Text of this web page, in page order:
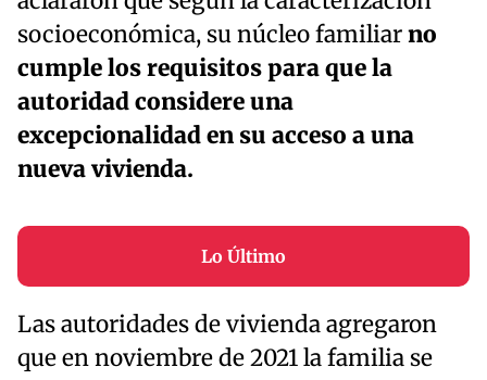
socioeconómica, su núcleo familiarno
cumple los requisitos para que la
autoridad considere una
excepcionalidad en su acceso a una
nueva vivienda.
Lo Último
Las autoridades de vivienda agregaron
que en noviembre de 2021 la familia se